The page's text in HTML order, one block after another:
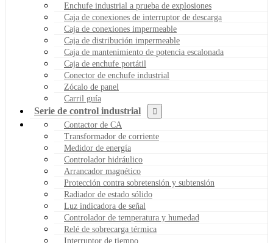
Enchufe industrial a prueba de explosiones
Caja de conexiones de interruptor de descarga
Caja de conexiones impermeable
Caja de distribución impermeable
Caja de mantenimiento de potencia escalonada
Caja de enchufe portátil
Conector de enchufe industrial
Zócalo de panel
Carril guía
Serie de control industrial
Contactor de CA
Transformador de corriente
Medidor de energía
Controlador hidráulico
Arrancador magnético
Protección contra sobretensión y subtensión
Radiador de estado sólido
Luz indicadora de señal
Controlador de temperatura y humedad
Relé de sobrecarga térmica
Interruptor de tiempo